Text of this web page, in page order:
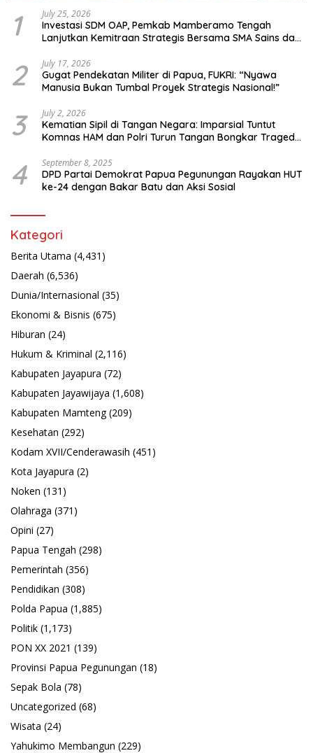
1 July 25, 2026
Investasi SDM OAP, Pemkab Mamberamo Tengah
Lanjutkan Kemitraan Strategis Bersama SMA Sains dan
2 July 17, 2026
Gugat Pendekatan Militer di Papua, FUKRI: “Nyawa
Manusia Bukan Tumbal Proyek Strategis Nasional!”
3 July 2, 2026
Kematian Sipil di Tangan Negara: Imparsial Tuntut
Komnas HAM dan Polri Turun Tangan Bongkar Tragedi
4 September 8, 2025
DPD Partai Demokrat Papua Pegunungan Rayakan HUT
ke-24 dengan Bakar Batu dan Aksi Sosial
Kategori
Berita Utama (4,431)
Daerah (6,536)
Dunia/Internasional (35)
Ekonomi & Bisnis (675)
Hiburan (24)
Hukum & Kriminal (2,116)
Kabupaten Jayapura (72)
Kabupaten Jayawijaya (1,608)
Kabupaten Mamteng(209)
Kesehatan (292)
Kodam XVII/Cenderawasih (451)
Kota Jayapura (2)
Noken (131)
Olahraga (371)
Opini (27)
Papua Tengah (298)
Pemerintah (356)
Pendidikan (308)
Polda Papua (1,885)
Politik (1,173)
PON XX 2021 (139)
Provinsi Papua Pegunungan (18)
Sepak Bola (78)
Uncategorized (68)
Wisata (24)
Yahukimo Membangun (229)